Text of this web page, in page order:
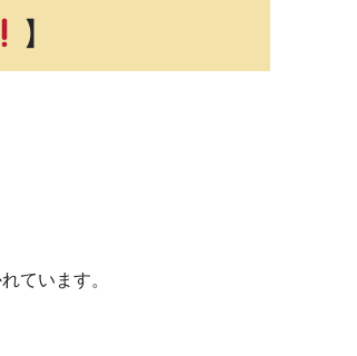
】
ています。